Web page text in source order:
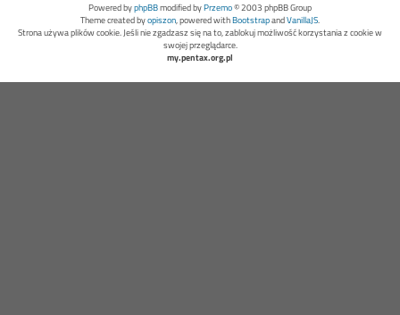
Powered byphpBBmodified byPrzemo© 2003 phpBB Group
Theme created byopiszon, powered withBootstrapandVanillaJS.
Strona używa plików cookie. Jeśli nie zgadzasz się na to, zablokuj możliwość korzystania z cookie w
swojej przeglądarce.
my.pentax.org.pl